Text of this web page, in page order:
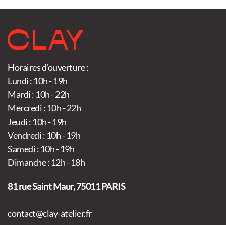
Horaires d'ouverture :
Lundi : 10h - 19h
Mardi : 10h - 22h
Mercredi : 10h - 22h
Jeudi : 10h - 19h
Vendredi : 10h - 19h
Samedi : 10h - 19h
Dimanche : 12h - 18h
81 rue Saint Maur, 75011 PARIS
contact@clay-atelier.fr